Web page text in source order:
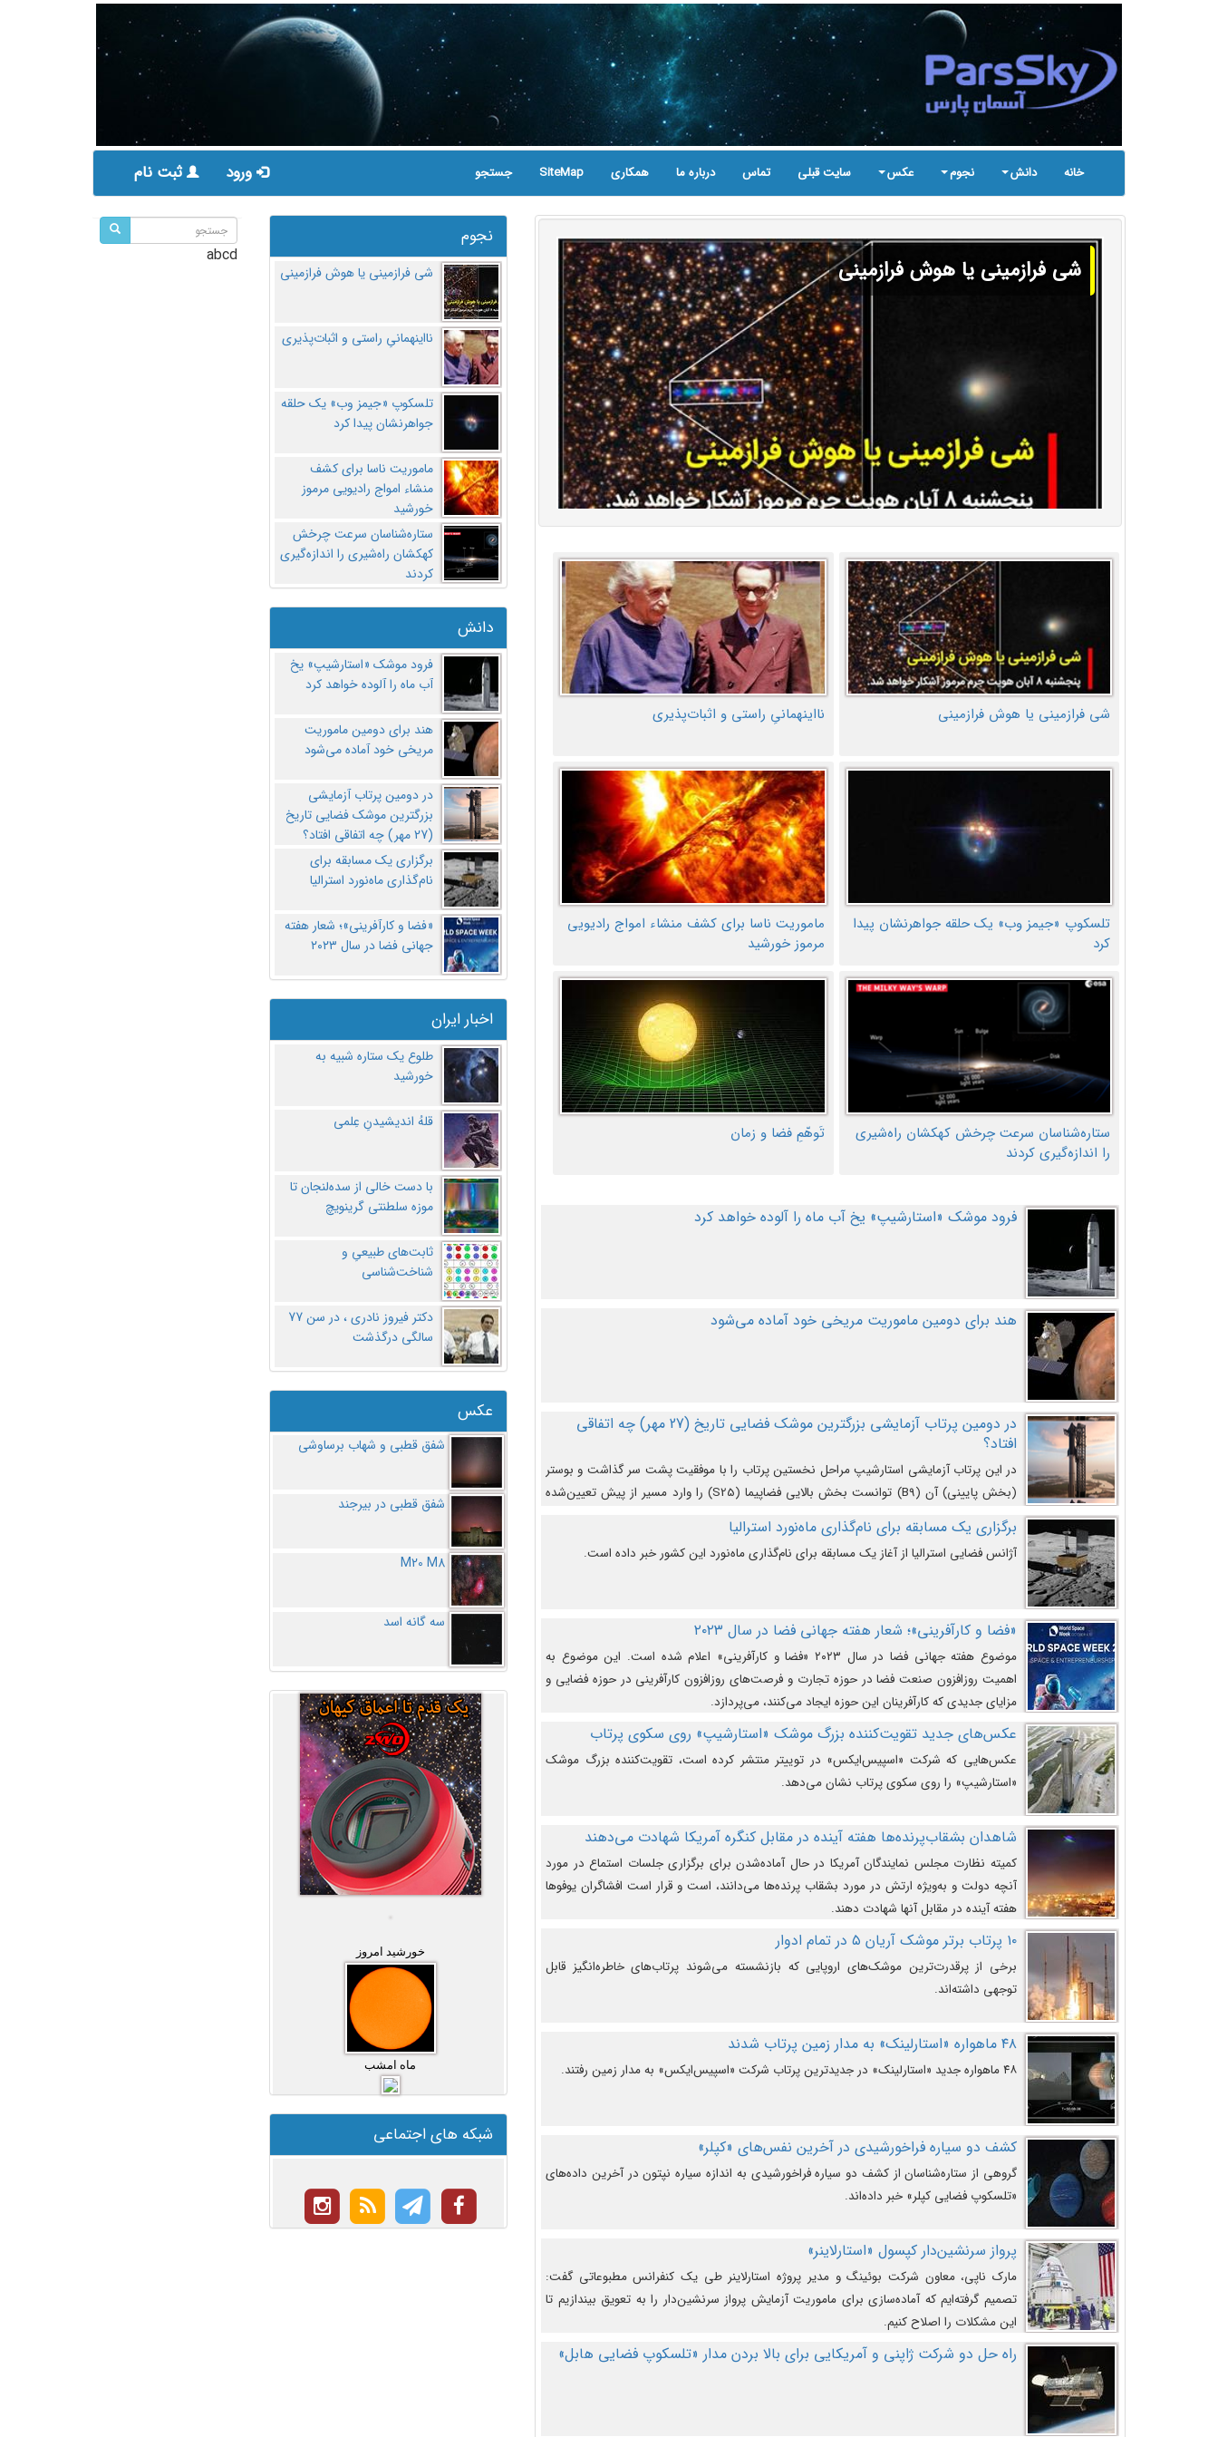
خانه دانش نجوم عکس سایت قبلی تماس درباره ما همکاری SiteMap جستجو ورود ثبت نام
شی فرازمینی یا هوش فرازمینی
شی فرازمینی یا هوش فرازمینی نااینهمانیِ راستی و اثبات‌پذیری
تلسکوپ «جیمز وب» یک حلقه جواهرنشان پیدا
کرد
ماموریت ناسا برای کشف منشاء امواج رادیویی
مرموز خورشید
ستاره‌شناسان سرعت چرخش کهکشان راه‌شیری
را اندازه‌گیری کردند
تَوهّمِ فضا و زمان
فرود موشک «استارشیپ» یخ آب ماه را آلوده خواهد کرد
هند برای دومین ماموریت مریخی خود آماده می‌شود
در دومین پرتاب آزمایشی بزرگترین موشک فضایی تاریخ (27 مهر‌) چه اتفاقی
افتاد؟
در این پرتاب آزمایشی استارشیپ مراحل نخستین پرتاب را با موفقیت پشت سر گذاشت و بوستر
(بخش پایینی) آن (B9) توانست بخش بالایی فضاپیما (S25) را وارد مسیر از پیش تعیین‌شده
کند و سپس با یک مکانیزم جدید با موفقیت از آن جدا شود. ‌
برگزاری یک مسابقه برای نام‌گذاری ماه‌نورد استرالیا
آژانس فضایی استرالیا از آغاز یک مسابقه برای نام‌گذاری ماه‌نورد این کشور خبر داده است.
«فضا و کارآفرینی»؛ شعار هفته جهانی فضا در سال ۲۰۲۳
موضوع هفته جهانی فضا در سال ۲۰۲۳ «فضا و کارآفرینی» اعلام شده است. این موضوع به
اهمیت روزافزون صنعت فضا در حوزه تجارت و فرصت‌های روزافزون کارآفرینی در حوزه فضایی و
مزایای جدیدی که کارآفرینان این حوزه ایجاد می‌کنند، می‌پردازد.
عکس‌های جدید تقویت‌کننده بزرگ موشک «استارشیپ» روی سکوی پرتاب
عکس‌هایی که شرکت «اسپیس‌ایکس» در توییتر منتشر کرده است، تقویت‌کننده بزرگ موشک
«استارشیپ» را روی سکوی پرتاب نشان می‌دهد.
شاهدان بشقاب‌پرنده‌ها هفته آینده در مقابل کنگره آمریکا شهادت می‌دهند
کمیته نظارت مجلس نمایندگان آمریکا در حال آماده‌شدن برای برگزاری جلسات استماع در مورد
آنچه دولت و به‌ویژه ارتش در مورد بشقاب پرنده‌ها می‌دانند، است و قرار است افشاگران یوفوها
هفته آینده در مقابل آنها شهادت دهند.
۱۰ پرتاب برتر موشک آریان ۵ در تمام ادوار
برخی از پرقدرت‌ترین موشک‌های اروپایی که بازنشسته می‌شوند پرتاب‌های خاطره‌انگیز قابل
توجهی داشته‌اند.
۴۸ ماهواره «استارلینک» به مدار زمین پرتاب شدند
۴۸ ماهواره جدید «استارلینک» در جدیدترین پرتاب شرکت «اسپیس‌ایکس» به مدار زمین رفتند.
کشف دو سیاره فراخورشیدی در آخرین نفس‌های «کپلر»
گروهی از ستاره‌شناسان از کشف دو سیاره فراخورشیدی به اندازه سیاره نپتون در آخرین داده‌های
«تلسکوپ فضایی کپلر» خبر داده‌اند.
پرواز سرنشین‌دار کپسول «استارلاینر»
مارک ناپی، معاون شرکت بوئینگ و مدیر پروژه استارلاینر طی یک کنفرانس مطبوعاتی گفت:
تصمیم گرفته‌ایم که آماده‌سازی برای ماموریت آزمایش پرواز سرنشین‌دار را به تعویق بیندازیم تا
این مشکلات را اصلاح کنیم.
راه حل دو شرکت ژاپنی و آمریکایی برای بالا بردن مدار «تلسکوپ فضایی هابل»
نجوم
شی فرازمینی یا هوش فرازمینی
نااینهمانیِ راستی و اثبات‌پذیری
تلسکوپ «جیمز وب» یک حلقه
جواهرنشان پیدا کرد
ماموریت ناسا برای کشف
منشاء امواج رادیویی مرموز
خورشید
ستاره‌شناسان سرعت چرخش
کهکشان راه‌شیری را اندازه‌گیری
کردند
دانش
فرود موشک «استارشیپ» یخ
آب ماه را آلوده خواهد کرد
هند برای دومین ماموریت
مریخی خود آماده می‌شود
در دومین پرتاب آزمایشی
بزرگترین موشک فضایی تاریخ
(27 مهر‌) چه اتفاقی افتاد؟
برگزاری یک مسابقه برای
نام‌گذاری ماه‌نورد استرالیا
«فضا و کارآفرینی»؛ شعار هفته
جهانی فضا در سال ۲۰۲۳
اخبار ایران
طلوع یک ستاره شبیه به
خورشید
قلهُ اندیشیدنِ عِلمی
با دست خالی از سده‌لنجان تا
موزه سلطنتی گرینویچ
ثابت‌های طبیعیِ و
شناخت‌شناسی
دکتر فیروز نادری ، در سن 77
سالگی درگذشت
عکس
شفق قطبی و شهاب برساوشی
شفق قطبی در بیرجند
M20 M8
سه گانه اسد
خورشید امروز
ماه امشب
شبکه های اجتماعی
abcd